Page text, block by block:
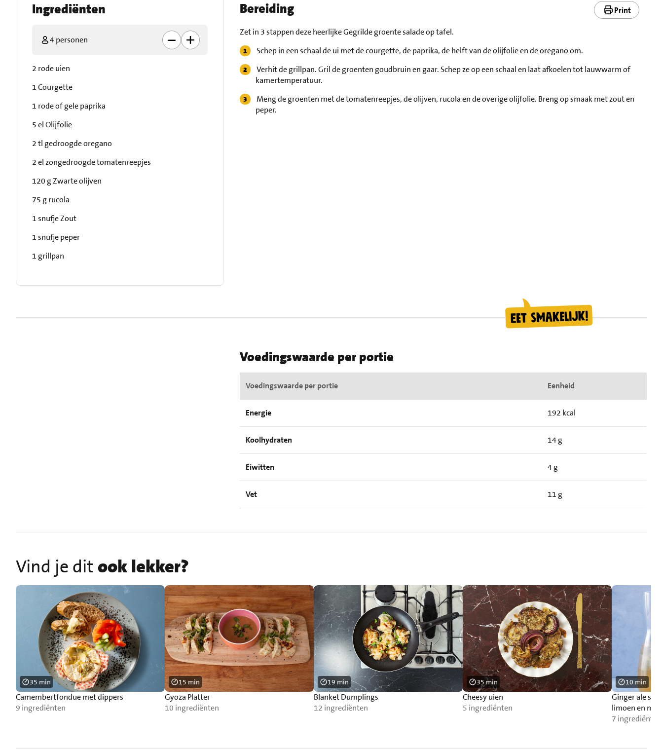
Ingrediënten
4 personen
2 rode uien
1 Courgette
1 rode of gele paprika
5 el Olijfolie
2 tl gedroogde oregano
2 el zongedroogde tomatenreepjes
120 g Zwarte olijven
75 g rucola
1 snufje Zout
1 snufje peper
1 grillpan
Bereiding Print
Zet in 3 stappen deze heerlijke Gegrilde groente salade op tafel.
Schep in een schaal de ui met de courgette, de paprika, de helft van de olijfolie en de oregano om.
Verhit de grillpan. Gril de groenten goudbruin en gaar. Schep ze op een schaal en laat afkoelen tot lauwwarm of
kamertemperatuur.
Meng de groenten met de tomatenreepjes, de olijven, rucola en de overige olijfolie. Breng op smaak met zout en
peper.
Voedingswaarde per portie
Voedingswaarde per portie Eenheid
Energie 192 kcal
Koolhydraten 14 g
Eiwitten 4 g
Vet 11 g
Vind je ditook lekker?
Camembertfondue met dippers
9 ingrediënten
35 min
Gyoza Platter
10 ingrediënten
15 min
Blanket Dumplings
12 ingrediënten
19 min
Cheesy uien
5 ingrediënten
35 min
Ginger ale
limoen en
7 ingrediënten
10 min